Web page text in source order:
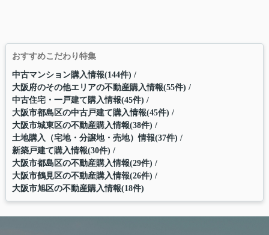
おすすめこだわり特集
中古マンション購入情報(144件)
大阪府のその他エリアの不動産購入情報(55件)
中古住宅・一戸建て購入情報(45件)
大阪市都島区の中古戸建て購入情報(45件)
大阪市城東区の不動産購入情報(38件)
土地購入（宅地・分譲地・売地）情報(37件)
新築戸建て購入情報(30件)
大阪市都島区の不動産購入情報(29件)
大阪市鶴見区の不動産購入情報(26件)
大阪市旭区の不動産購入情報(18件)